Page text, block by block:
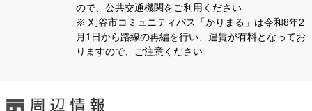
ので、公共交通機関をご利用ください
※ 刈谷市コミュニティバス「かりまる」は令和8年2
月1日から路線の再編を行い、運賃が有料となってお
りますので、ご注意ください